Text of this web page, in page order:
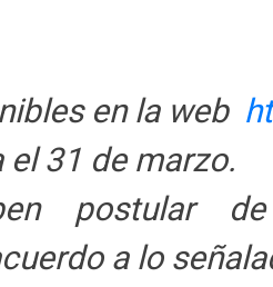
en la web
31 de marzo.
postular
a lo